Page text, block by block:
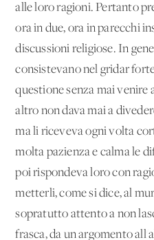
alle loro ragioni. Pertanto
ora in due, ora in parecchi
discussioni religiose. In
consistevano nel gridar
questione senza mai venire
altro non dava mai a
ma li riceveva ogni volta
molta pazienza e calma le
poi rispondeva loro con
metterli, come si dice, al
sopratutto attento a non
frasca, da un argomento